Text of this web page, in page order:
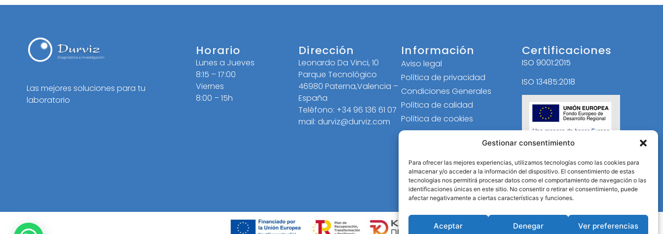
Gestionar consentimiento
Para ofrecer las mejores experiencias, utilizamos tecnologías como las cookies para
almacenar y/o acceder a la información del dispositivo. El consentimiento de estas
tecnologías nos permitirá procesar datos como el comportamiento de navegación o las
identificaciones únicas en este sitio. No consentir o retirar el consentimiento, puede
afectar negativamente a ciertas características y funciones.
Aceptar Denegar Ver preferencias
Las mejores soluciones para tu
laboratorio
Horario
Lunes a Jueves
8:15 – 17:00
Viernes
8:00 – 15h
Dirección
Leonardo Da Vinci, 10
Parque Tecnológico
46980 Paterna,Valencia –
España
Teléfono: +34 96 136 61 07
mail: durviz@durviz.com
Información
Aviso legal
Política de privacidad
Condiciones Generales
Política de calidad
Política de cookies
Certificaciones
ISO 9001:2015
ISO 13485:2018